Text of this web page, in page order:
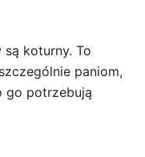
są koturny. To
paniom,
go potrzebują